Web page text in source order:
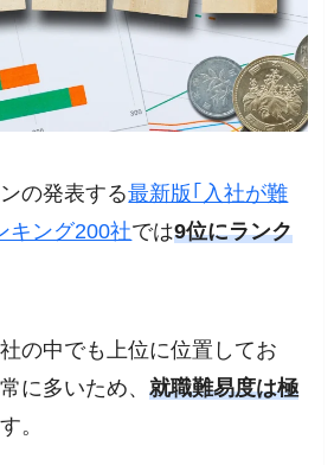
の発表する最新版｢入社が難
キング200社では9位にランク
の中でも上位に位置してお
に多いため、就職難易度は極
。